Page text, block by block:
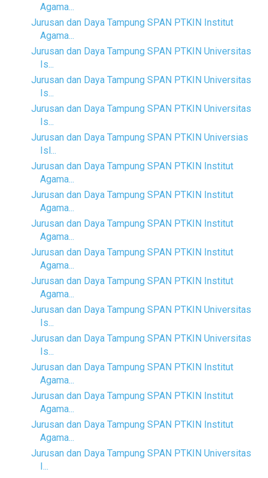
Agama...
Jurusan dan Daya Tampung SPAN PTKIN Institut
Agama...
Jurusan dan Daya Tampung SPAN PTKIN Universitas
Is...
Jurusan dan Daya Tampung SPAN PTKIN Universitas
Is...
Jurusan dan Daya Tampung SPAN PTKIN Universitas
Is...
Jurusan dan Daya Tampung SPAN PTKIN Universias
Isl...
Jurusan dan Daya Tampung SPAN PTKIN Institut
Agama...
Jurusan dan Daya Tampung SPAN PTKIN Institut
Agama...
Jurusan dan Daya Tampung SPAN PTKIN Institut
Agama...
Jurusan dan Daya Tampung SPAN PTKIN Institut
Agama...
Jurusan dan Daya Tampung SPAN PTKIN Institut
Agama...
Jurusan dan Daya Tampung SPAN PTKIN Universitas
Is...
Jurusan dan Daya Tampung SPAN PTKIN Universitas
Is...
Jurusan dan Daya Tampung SPAN PTKIN Institut
Agama...
Jurusan dan Daya Tampung SPAN PTKIN Institut
Agama...
Jurusan dan Daya Tampung SPAN PTKIN Institut
Agama...
Jurusan dan Daya Tampung SPAN PTKIN Universitas
I...